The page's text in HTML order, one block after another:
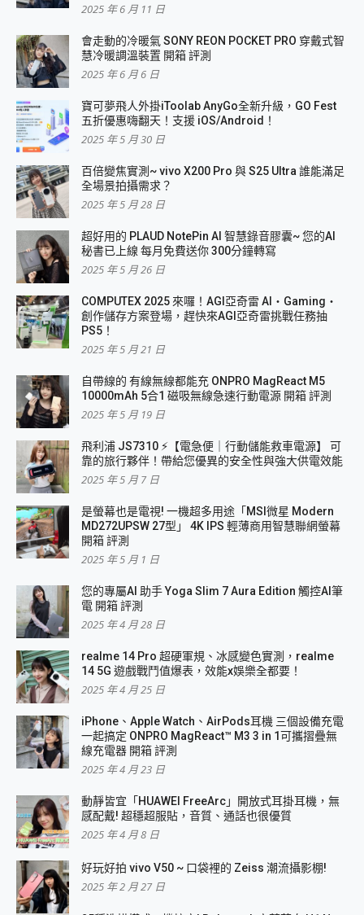
2025 年 6 月 11 日
會走動的冷暖氣 SONY REON POCKET PRO 穿戴式智
慧冷暖調溫裝置 開箱 評測
2025 年 6 月 6 日
寶可夢飛人外掛iToolab AnyGo全新升級，GO Fest
五折優惠嗨翻天！支援 iOS/Android！
2025 年 5 月 30 日
百倍變焦實測~ vivo X200 Pro 與 S25 Ultra 誰能滿足
全場景拍攝需求？
2025 年 5 月 28 日
超好用的 PLAUD NotePin AI 智慧錄音膠囊~ 您的AI
秘書已上線 每月免費送你 300分鐘轉寫
2025 年 5 月 26 日
COMPUTEX 2025 來囉！AGI亞奇雷 AI・Gaming・
創作儲存方案登場，趕快來AGI亞奇雷挑戰任務抽
PS5！
2025 年 5 月 21 日
自帶線的 有線無線都能充 ONPRO MagReact M5
10000mAh 5合1 磁吸無線急速行動電源 開箱 評測
2025 年 5 月 19 日
飛利浦 JS7310 ⚡【電急便｜行動儲能救車電源】 可
靠的旅行夥伴！帶給您優異的安全性與強大供電效能
2025 年 5 月 7 日
是螢幕也是電視! 一機超多用途「MSI微星 Modern
MD272UPSW 27型」 4K IPS 輕薄商用智慧聯網螢幕
開箱 評測
2025 年 5 月 1 日
您的專屬AI 助手 Yoga Slim 7 Aura Edition 觸控AI筆
電 開箱 評測
2025 年 4 月 28 日
realme 14 Pro 超硬軍規、冰感變色實測，realme
14 5G 遊戲戰鬥值爆表，效能x娛樂全都要！
2025 年 4 月 25 日
iPhone、Apple Watch、AirPods耳機 三個設備充電
一起搞定 ONPRO MagReact™ M3 3 in 1可攜摺疊無
線充電器 開箱 評測
2025 年 4 月 23 日
動靜皆宜「HUAWEI FreeArc」開放式耳掛耳機，無
感配戴! 超穩超服貼，音質、通話也很優質
2025 年 4 月 8 日
好玩好拍 vivo V50 ~ 口袋裡的 Zeiss 潮流攝影棚!
2025 年 2 月 27 日